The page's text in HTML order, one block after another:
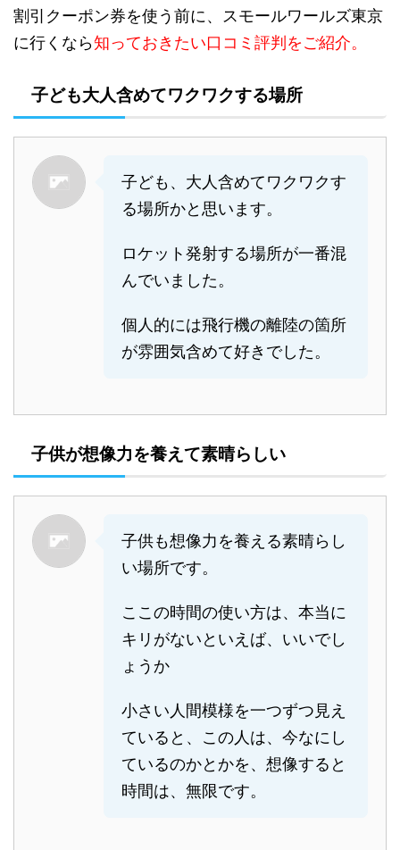
割引クーポン券を使う前に、スモールワールズ東京
に行くなら知っておきたい口コミ評判をご紹介。
子ども大人含めてワクワクする場所
子ども、大人含めてワクワクす
る場所かと思います。
ロケット発射する場所が一番混
んでいました。
個人的には飛行機の離陸の箇所
が雰囲気含めて好きでした。
子供が想像力を養えて素晴らしい
子供も想像力を養える素晴らし
い場所です。
ここの時間の使い方は、本当に
キリがないといえば、いいでし
ょうか
小さい人間模様を一つずつ見え
ていると、この人は、今なにし
ているのかとかを、想像すると
時間は、無限です。